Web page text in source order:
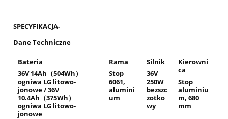
SPECYFIKACJA-
Dane Techniczne
Bateria
36V 14Ah （504Wh）
ogniwa LG litowo-
jonowe / 36V
10.4Ah （375Wh）
ogniwa LG litowo-
jonowe
Rama
Stop
6061,
alumini
um
Silnik
36V
250W
bezszc
zotko
wy
Kierowni
ca
Stop
aluminiu
m, 680
mm